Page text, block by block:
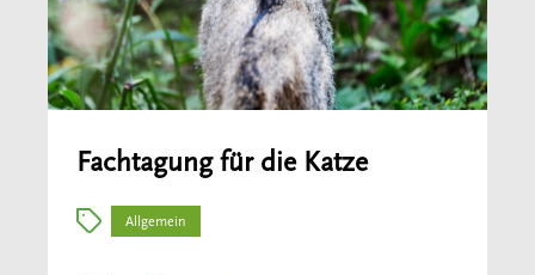
Fachtagung für die Katze
Allgemein